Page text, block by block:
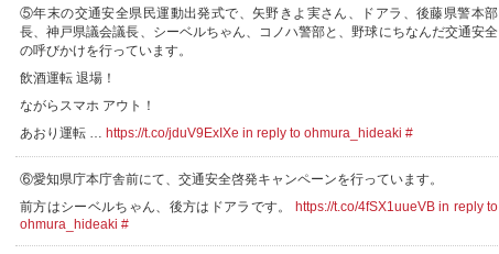
⑤年末の交通安全県民運動出発式で、矢野きよ実さん、ドアラ、後藤県警本部
長、神戸県議会議長、シーベルちゃん、コノハ警部と、野球にちなんだ交通安全
の呼びかけを行っています。
飲酒運転 退場！
ながらスマホ アウト！
あおり運転 … https://t.co/jduV9ExIXe in reply to ohmura_hideaki #
⑥愛知県庁本庁舎前にて、交通安全啓発キャンペーンを行っています。
前方はシーベルちゃん、後方はドアラです。
https://t.co/4fSX1uueVB in reply to
ohmura_hideaki #